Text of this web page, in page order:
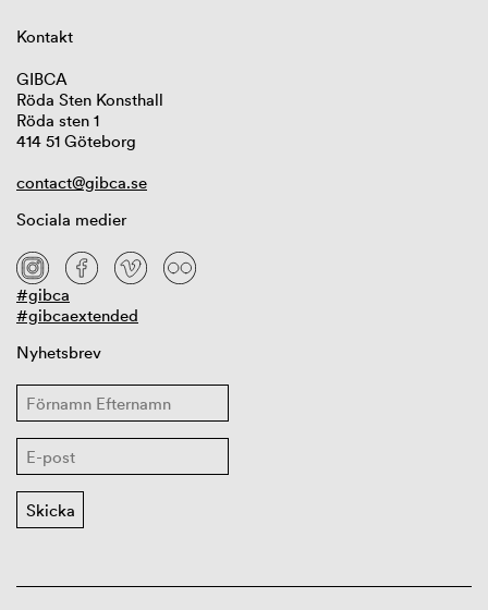
Kontakt
GIBCA
Röda Sten Konsthall
Röda sten 1
414 51 Göteborg
contact@gibca.se
Sociala medier
#gibca
#gibcaextended
Nyhetsbrev